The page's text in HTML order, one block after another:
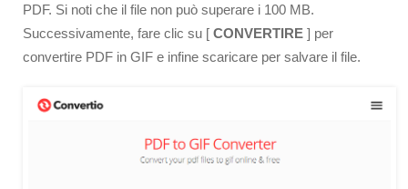
PDF. Si noti che il file non può superare i 100 MB.
Successivamente, fare clic su [ CONVERTIRE ] per
convertire PDF in GIF e infine scaricare per salvare il file.